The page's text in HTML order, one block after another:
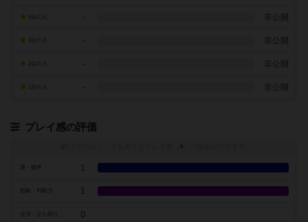
- 非公開
- 非公開
- 非公開
- 非公開
プレイ感の評価
※
1
戦略・判断力 1
0